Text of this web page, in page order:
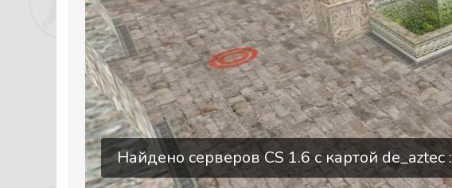
Найдено серверов CS 1.6 c картой de_aztec :